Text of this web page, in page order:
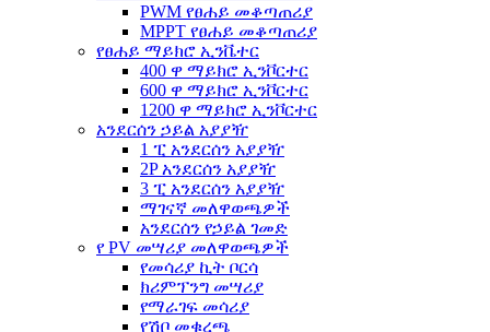
PWM የፀሐይ መቆጣጠሪያ
MPPT የፀሐይ መቆጣጠሪያ
የፀሐይ ማይክሮ ኢንቬተር
400 ዋ ማይክሮ ኢንቮርተር
600 ዋ ማይክሮ ኢንቮርተር
1200 ዋ ማይክሮ ኢንቮርተር
አንደርሰን ኃይል አያያዥ
1 ፒ አንደርሰን አያያዥ
2P አንደርሰን አያያዥ
3 ፒ አንደርሰን አያያዥ
ማገናኛ መለዋወጫዎች
አንደርሰን የኃይል ገመድ
የ PV መሣሪያ መለዋወጫዎች
የመሳሪያ ኪት ቦርሳ
ክሪምፕንግ መሣሪያ
የማራገፍ መሳሪያ
የሽቦ መቁረጫ